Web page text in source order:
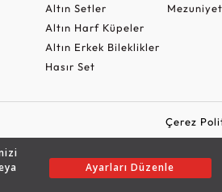
Ayarları Düzenle
Altın Setler
Altın Harf Küpeler
Altın Erkek Bileklikler
Hasır Set
Çerez